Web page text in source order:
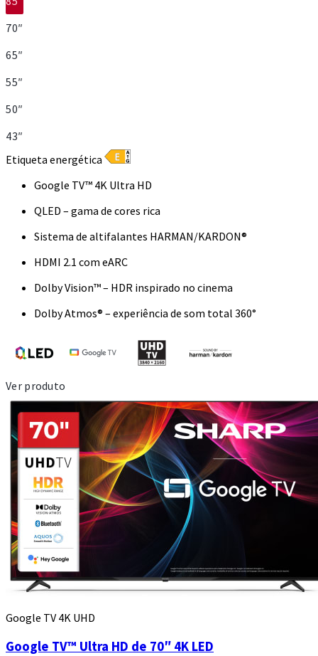
70″
65″
55″
50″
43″
Etiqueta energética
Google TV™ 4K Ultra HD
QLED – gama de cores rica
Sistema de altifalantes HARMAN/KARDON®
HDMI 2.1 com eARC
Dolby Vision™ – HDR inspirado no cinema
Dolby Atmos® – experiência de som total 360°
Ver produto
Google TV 4K UHD
Google TV™ Ultra HD de 70″ 4K LED